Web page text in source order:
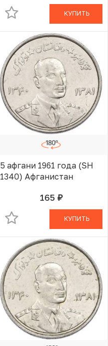
КУПИТЬ
5 афгани 1961 года (SH
1340) Афганистан
165 руб.В КОРЗИНЕ
КУПИТЬ